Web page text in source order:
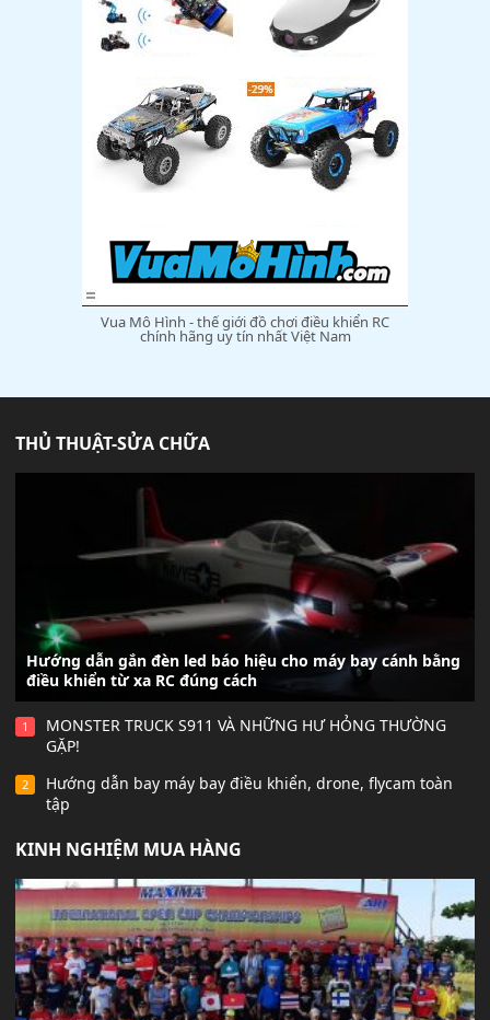
Vua Mô Hình - thế giới đồ chơi điều khiển RC
chính hãng uy tín nhất Việt Nam
THỦ THUẬT-SỬA CHỮA
Hướng dẫn gắn đèn led báo hiệu cho máy bay cánh bằng
điều khiển từ xa RC đúng cách
1
MONSTER TRUCK S911 VÀ NHỮNG HƯ HỎNG THƯỜNG
GẶP!
2
Hướng dẫn bay máy bay điều khiển, drone, flycam toàn
tập
KINH NGHIỆM MUA HÀNG